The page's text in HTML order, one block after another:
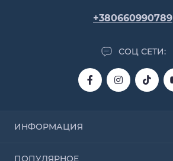
+380660990789
СОЦ СЕТИ:
ИНФОРМАЦИЯ
ПОПУЛЯРНОЕ